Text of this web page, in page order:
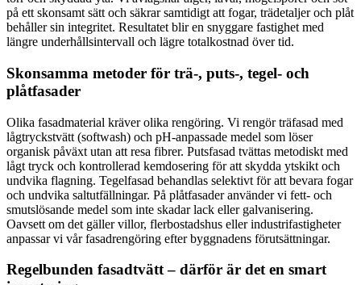
på ett skonsamt sätt och säkrar samtidigt att fogar, trädetaljer och plåt
behåller sin integritet. Resultatet blir en snyggare fastighet med
längre underhållsintervall och lägre totalkostnad över tid.
Skonsamma metoder för trä-, puts-, tegel- och
plåtfasader
Olika fasadmaterial kräver olika rengöring. Vi rengör träfasad med
lågtryckstvätt (softwash) och pH-anpassade medel som löser
organisk påväxt utan att resa fibrer. Putsfasad tvättas metodiskt med
lågt tryck och kontrollerad kemdosering för att skydda ytskikt och
undvika flagning. Tegelfasad behandlas selektivt för att bevara fogar
och undvika saltutfällningar. På plåtfasader använder vi fett- och
smutslösande medel som inte skadar lack eller galvanisering.
Oavsett om det gäller villor, flerbostadshus eller industrifastigheter
anpassar vi vår fasadrengöring efter byggnadens förutsättningar.
Regelbunden fasadtvätt – därför är det en smart